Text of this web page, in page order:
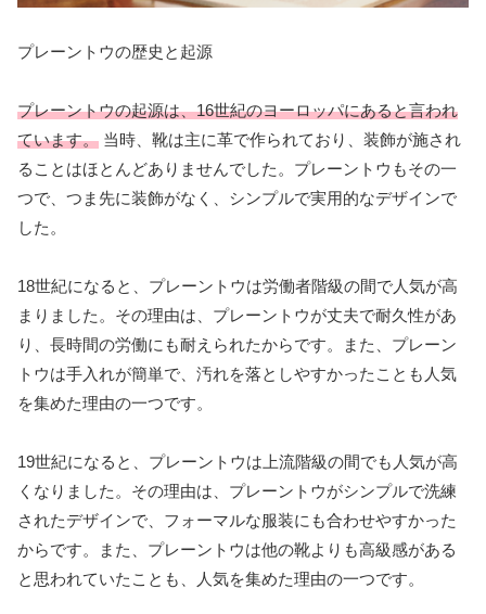
プレーントウの歴史と起源
プレーントウの起源は、16世紀のヨーロッパにあると言われ
ています。 当時、靴は主に革で作られており、装飾が施され
ることはほとんどありませんでした。プレーントウもその一
つで、つま先に装飾がなく、シンプルで実用的なデザインで
した。
18世紀になると、プレーントウは労働者階級の間で人気が高
まりました。その理由は、プレーントウが丈夫で耐久性があ
り、長時間の労働にも耐えられたからです。また、プレーン
トウは手入れが簡単で、汚れを落としやすかったことも人気
を集めた理由の一つです。
19世紀になると、プレーントウは上流階級の間でも人気が高
くなりました。その理由は、プレーントウがシンプルで洗練
されたデザインで、フォーマルな服装にも合わせやすかった
からです。また、プレーントウは他の靴よりも高級感がある
と思われていたことも、人気を集めた理由の一つです。